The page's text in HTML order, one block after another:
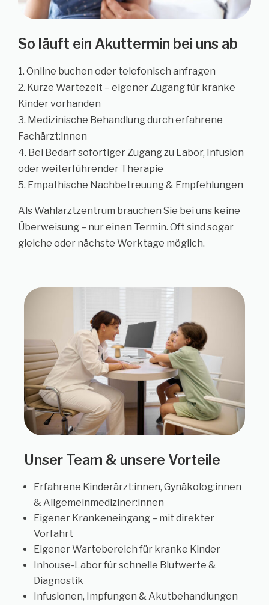
So läuft ein Akuttermin bei uns ab
1. Online buchen oder telefonisch anfragen
2. Kurze Wartezeit – eigener Zugang für kranke
Kinder vorhanden
3. Medizinische Behandlung durch erfahrene
Fachärzt:innen
4. Bei Bedarf sofortiger Zugang zu Labor, Infusion
oder weiterführender Therapie
5. Empathische Nachbetreuung & Empfehlungen
Als Wahlarztzentrum brauchen Sie bei uns keine
Überweisung – nur einen Termin. Oft sind sogar
gleiche oder nächste Werktage möglich.
Unser Team & unsere Vorteile
Erfahrene Kinderärzt:innen, Gynäkolog:innen
& Allgemeinmediziner:innen
Eigener Krankeneingang – mit direkter
Vorfahrt
Eigener Wartebereich für kranke Kinder
Inhouse-Labor für schnelle Blutwerte &
Diagnostik
Infusionen, Impfungen & Akutbehandlungen